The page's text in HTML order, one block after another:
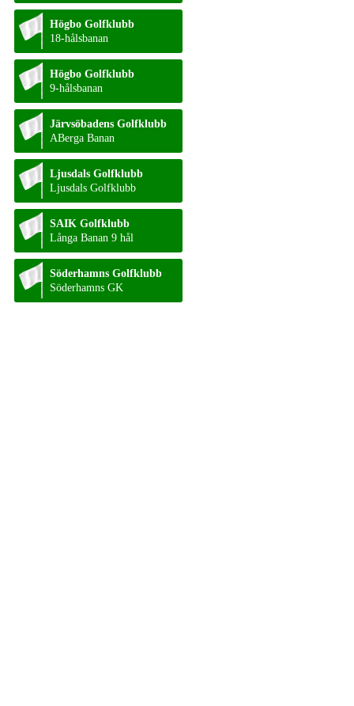
Högbo Golfklubb
18-hålsbanan
Högbo Golfklubb
9-hålsbanan
Järvsöbadens Golfklubb
ABerga Banan
Ljusdals Golfklubb
Ljusdals Golfklubb
SAIK Golfklubb
Långa Banan 9 hål
Söderhamns Golfklubb
Söderhamns GK